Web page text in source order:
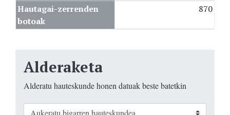
Hautagai-zerrenden
botoak
870
Alderaketa
Alderatu hauteskunde honen datuak beste batetkin